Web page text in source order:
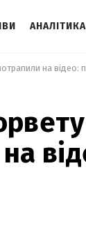
АНАЛІТИКА
на відео: